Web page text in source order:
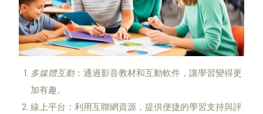
多媒體互動：通過影音教材和互動軟件，讓學習變得更
加有趣。
線上平台：利用互聯網資源，提供便捷的學習支持與評